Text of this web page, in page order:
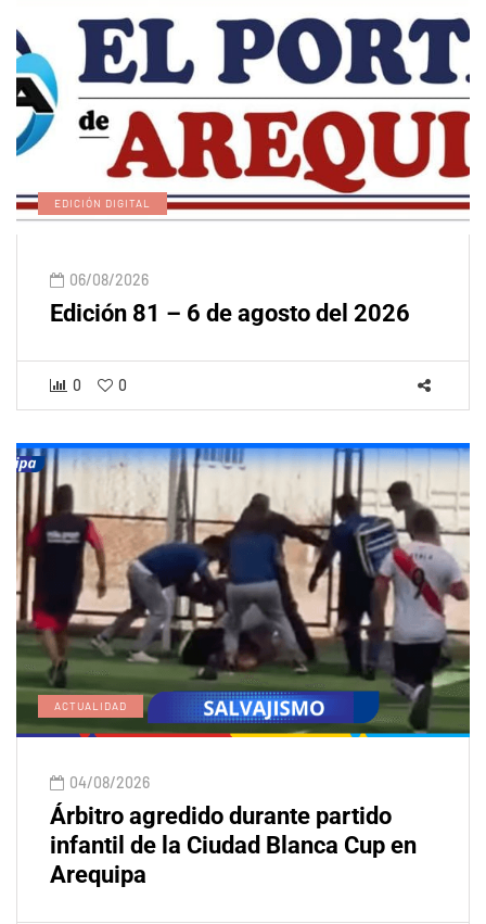
EDICIÓN DIGITAL
06/08/2026
Edición 81 – 6 de agosto del 2026
0 0
ACTUALIDAD
04/08/2026
Árbitro agredido durante partido
infantil de la Ciudad Blanca Cup en
Arequipa